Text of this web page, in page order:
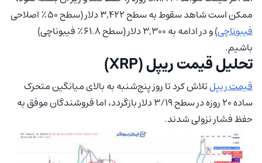
ممکن است شاهد سقوط به سطح ۳,۴۲۲ دلار (سطح ۵۰٪ اصلاحی
فیبوناچی
) و در ادامه به ۳,۳۰۰ دلار (سطح ۶۱.۸٪ فیبوناچی)
باشیم.
تحلیل قیمت ریپل (XRP)
قیمت ریپلتلاش کرد تا روز پنج‌شنبه به بالای میانگین متحرک
ساده ۲۰ روزه در سطح ۳/۱۹ دلار بازگردد، اما فروشندگان موفق به
حفظ فشار نزولی شدند.